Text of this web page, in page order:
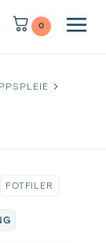
0
FOTFILER